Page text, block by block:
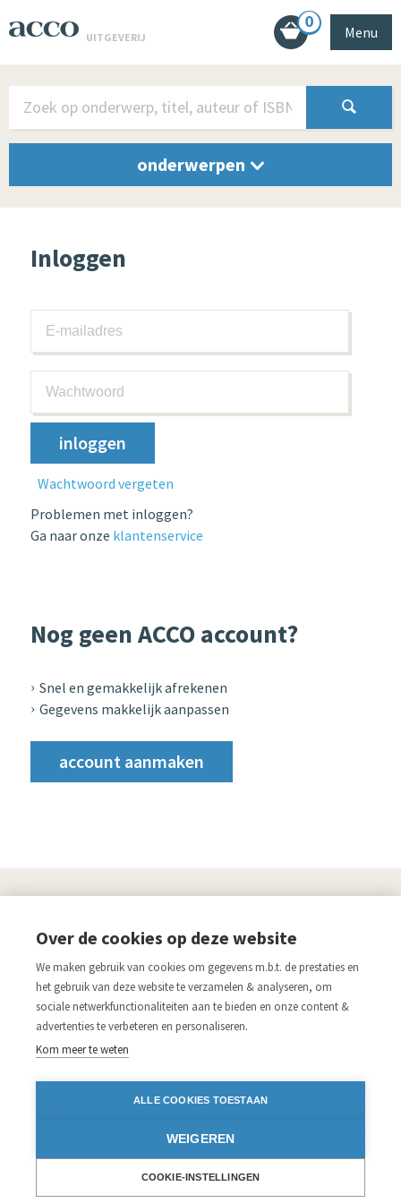
UITGEVERIJ
0
Menu
onderwerpen
Inloggen
Wachtwoord vergeten
Problemen met inloggen?
Ga naar onze klantenservice
Nog geen ACCO account?
Snel en gemakkelijk afrekenen
Gegevens makkelijk aanpassen
account aanmaken
Links
Aanmelden nieuwsbrief
Pers
Acco.be
Algemene voorwaarden
Disclaimer
Privacy verklaring
Blijf op de hoogte
FacebookInstagram
TwitterLinkedIn iDEAL
Over de cookies op deze website
We maken gebruik van cookies om gegevens m.b.t. de prestaties en
het gebruik van deze website te verzamelen & analyseren, om
sociale netwerkfunctionaliteiten aan te bieden en onze content &
advertenties te verbeteren en personaliseren.
Kom meer te weten
ALLE COOKIES TOESTAAN
WEIGEREN
COOKIE-INSTELLINGEN